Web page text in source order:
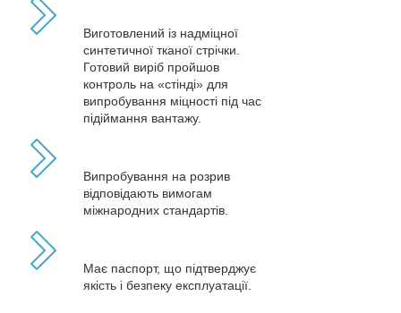
Виготовлений із надміцної
синтетичної тканої стрічки.
Готовий виріб пройшов
контроль на «стінді» для
випробування міцності під час
підіймання вантажу.
Випробування на розрив
відповідають вимогам
міжнародних стандартів.
Має паспорт, що підтверджує
якість і безпеку експлуатації.